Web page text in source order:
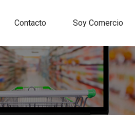
Contacto Soy Comercio